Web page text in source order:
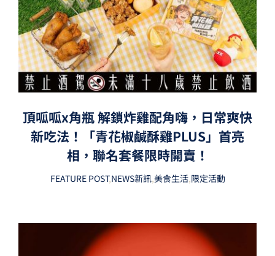
頂呱呱x角瓶 解鎖炸雞配角嗨，日常爽快
新吃法！「青花椒鹹酥雞PLUS」首亮
相，聯名套餐限時開賣！
FEATURE POST,NEWS新訊,美食生活,限定活動